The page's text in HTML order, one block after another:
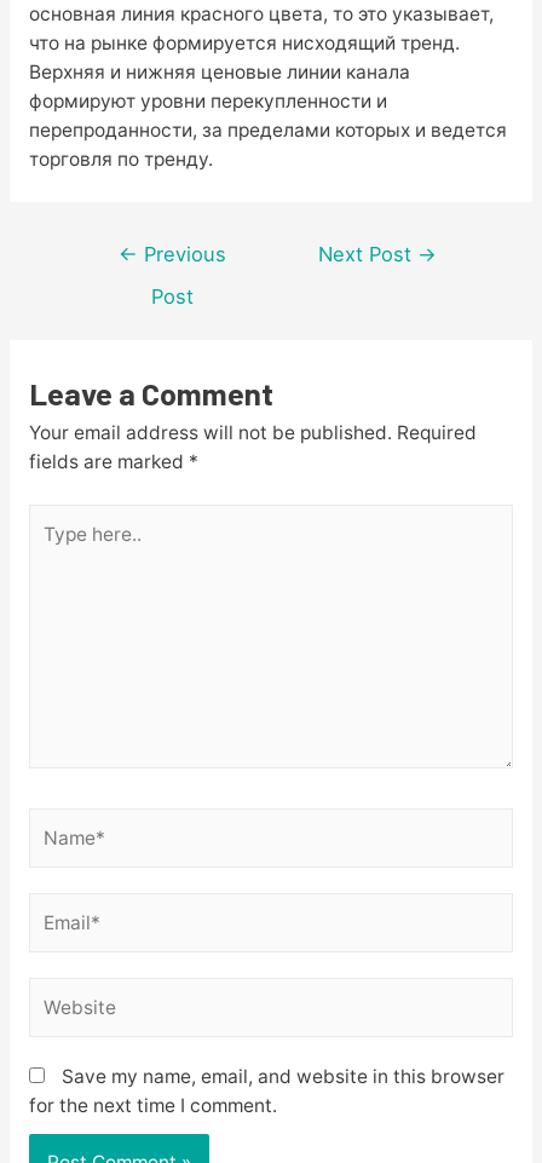
основная линия красного цвета, то это указывает,
что на рынке формируется нисходящий тренд.
Верхняя и нижняя ценовые линии канала
формируют уровни перекупленности и
перепроданности, за пределами которых и ведется
торговля по тренду.
Post
navigation
← Previous
Post
Next Post →
Leave a Comment
Your email address will not be published. Required
fields are marked *
here..
Save my name, email, and website in this browser
for the next time I comment.